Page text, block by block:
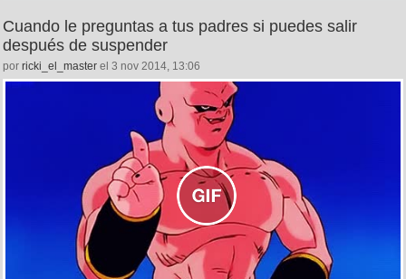
Cuando le preguntas a tus padres si puedes salir
después de suspender
por ricki_el_master el 3 nov 2014, 13:06